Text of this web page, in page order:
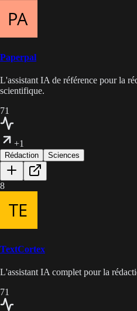
Paperpal
L'assistant IA de référence pour la
scientifique.
71
+1
Rédaction Sciences
8
TextCortex
L'assistant IA complet pour la
71